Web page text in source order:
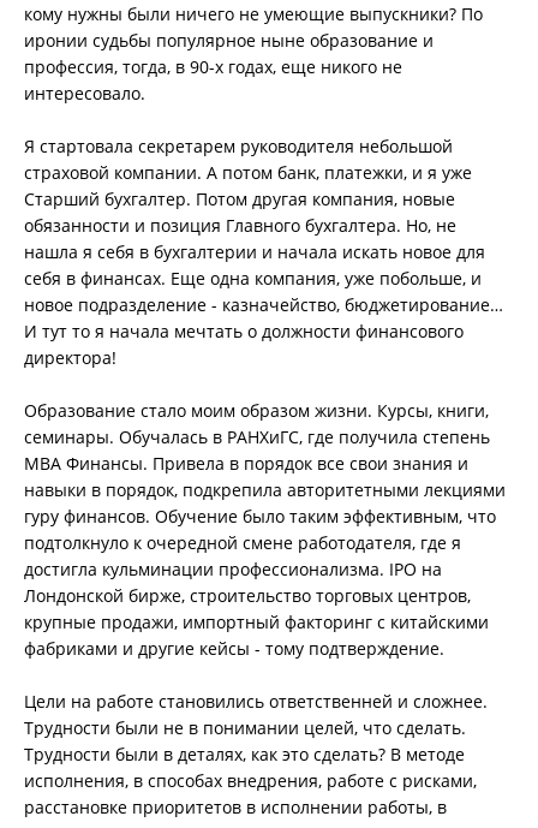
кому нужны были ничего не умеющие выпускники? По
иронии судьбы популярное ныне образование и
профессия, тогда, в 90-х годах, еще никого не
интересовало.
Я стартовала секретарем руководителя небольшой
страховой компании. А потом банк, платежки, и я уже
Старший бухгалтер. Потом другая компания, новые
обязанности и позиция Главного бухгалтера. Но, не
нашла я себя в бухгалтерии и начала искать новое для
себя в финансах. Еще одна компания, уже побольше, и
новое подразделение - казначейство, бюджетирование…
И тут то я начала мечтать о должности финансового
директора!
Образование стало моим образом жизни. Курсы, книги,
семинары. Обучалась в РАНХиГС, где получила степень
MBA Финансы. Привела в порядок все свои знания и
навыки в порядок, подкрепила авторитетными лекциями
гуру финансов. Обучение было таким эффективным, что
подтолкнуло к очередной смене работодателя, где я
достигла кульминации профессионализма. IPO на
Лондонской бирже, строительство торговых центров,
крупные продажи, импортный факторинг с китайскими
фабриками и другие кейсы - тому подтверждение.
Цели на работе становились ответственней и сложнее.
Трудности были не в понимании целей, что сделать.
Трудности были в деталях, как это сделать? В методе
исполнения, в способах внедрения, работе с рисками,
расстановке приоритетов в исполнении работы, в